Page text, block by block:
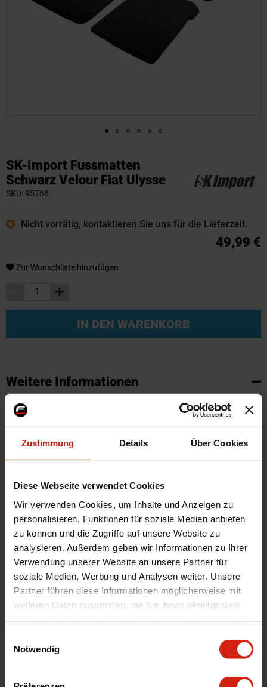
Zustimmung Details Über Cookies
Diese Webseite verwendet Cookies
Wir verwenden Cookies, um Inhalte und Anzeigen zu
personalisieren, Funktionen für soziale Medien anbieten
zu können und die Zugriffe auf unsere Website zu
analysieren. Außerdem geben wir Informationen zu Ihrer
Verwendung unserer Website an unsere Partner für
soziale Medien, Werbung und Analysen weiter. Unsere
Partner führen diese Informationen möglicherweise mit
weiteren Daten zusammen, die Sie ihnen bereitgestellt
Notwendig
SK-Import Fussmatten
Schwarz Velour Fiat Ulysse
SKU 95768
Nicht vorrätig, kontaktieren Sie uns für die Lieferzeit.
49,99 €
Zur Wunschliste hinzufügen
IN DEN WARENKORB
Anfang
der
Bildgalerie
Weitere Informationen
Weitere
Informationen
SKU
Marke
SK-Import
Zertifikat
Kein Gutachten oder ABE
Farbe
Schwarz
Montagematerial
Nein
Herstellercode
TM FI509V
Automarkenname
Fiat
Automodell Name
Ulysse
Material
Velour
Universal
Nein
Geeignet Für
Details